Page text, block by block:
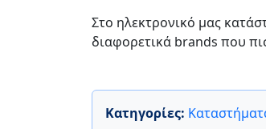
Στο ηλεκτρονικό μας
διαφορετικά brands που
Κατηγορίες: